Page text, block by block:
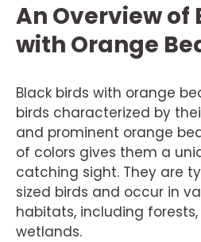
An Overview of
with Orange
Black birds with orange
birds characterized by
and prominent orange
of colors gives them a
catching sight. They are
sized birds and occur in
habitats, including
wetlands.